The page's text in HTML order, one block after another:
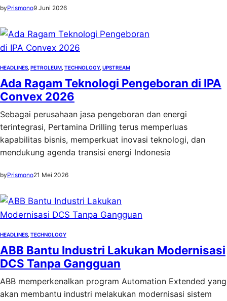
byPrismono9 Juni 2026
HEADLINES PETROLEUM TECHNOLOGY, UPSTREAM
Ada Ragam Teknologi Pengeboran di IPA
Convex 2026
Sebagai perusahaan jasa pengeboran dan energi
terintegrasi, Pertamina Drilling terus memperluas
kapabilitas bisnis, memperkuat inovasi teknologi, dan
mendukung agenda transisi energi Indonesia
byPrismono21 Mei 2026
HEADLINES TECHNOLOGY
ABB Bantu Industri Lakukan Modernisasi
DCS Tanpa Gangguan
ABB memperkenalkan program Automation Extended yang
akan membantu industri melakukan modernisasi sistem